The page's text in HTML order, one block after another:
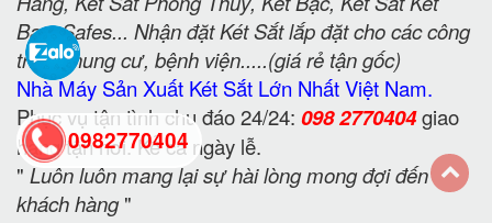
Bạc, Safes... Nhận đặt Két Sắt lắp đặt cho các công
trình chung cư, bệnh viện.....(giá rẻ tận gốc)
Nhà Máy Sản Xuất Két Sắt Lớn Nhất Việt Nam.
Phục vụ tận tình chu đáo 24/24: 098 2770404giao
hàng tận nơi. Kể cả ngày lễ.
" Luôn luôn mang lại sự hài lòng mong đợi đến
khách hàng"
0982770404